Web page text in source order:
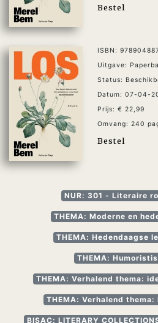
Bestel
ISBN:
Uitgave:
Status:
Datum: 07-04-
Prijs: € 22,99
Omvang: 240
Bestel
NUR: 301 - Literaire
THEMA: Moderne en
THEMA: Hedendaagse
THEMA:
THEMA: Verhalend thema:
THEMA: Verhalend
BISAC: LITERARY